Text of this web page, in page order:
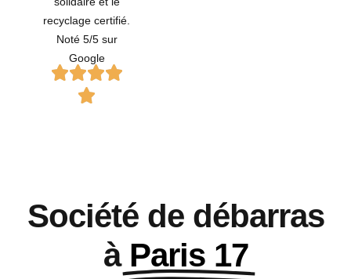
recyclage certifié.
Noté 5/5 sur
Google
Société de débarras
à Paris 17